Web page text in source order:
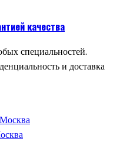
качества
специальностей.
и доставка